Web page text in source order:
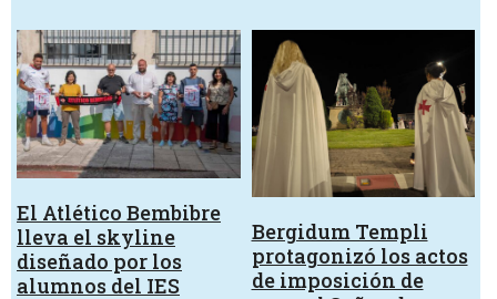
El Atlético Bembibre
lleva el skyline
diseñado por los
alumnos del IES
Bergidum Templi
protagonizó los actos
de imposición de